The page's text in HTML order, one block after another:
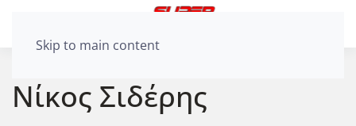
Skip to main content
Νίκος Σιδέρης